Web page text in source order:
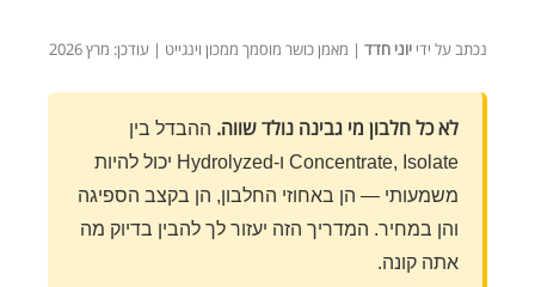
נכתב על ידייוני חדד | מאמן כושר מוסמך ממכון וינגייט | עודכן: מרץ 2026
לא כל חלבון מי גבינה נולד שווה. ההבדל בין
Concentrate, Isolate ו-Hydrolyzed יכול להיות
משמעותי — הן באחוזי החלבון, הן בקצב הספיגה
והן במחיר. המדריך הזה יעזור לך להבין בדיוק מה
אתה קונה.